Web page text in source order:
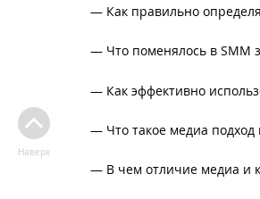
— Как правильно
— Что поменялось в SMM
— Как эффективно
— Что такое медиа подход
— В чем отличие медиа и
Наверх